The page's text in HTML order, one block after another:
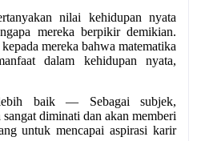
nilai kehidupan nyata
mereka berpikir demikian.
mereka bahwa matematika
dalam kehidupan nyata,
baik — Sebagai subjek,
diminati dan akan memberi
untuk mencapai aspirasi karir